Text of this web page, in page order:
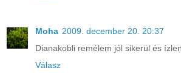
Moha 2009. december 20. 20:37
Dianakobli remélem jól sikerül és
Válasz